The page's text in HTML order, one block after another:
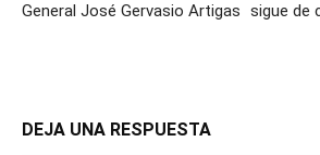
General José Gervasio Artigas sigue de
DEJA UNA RESPUESTA